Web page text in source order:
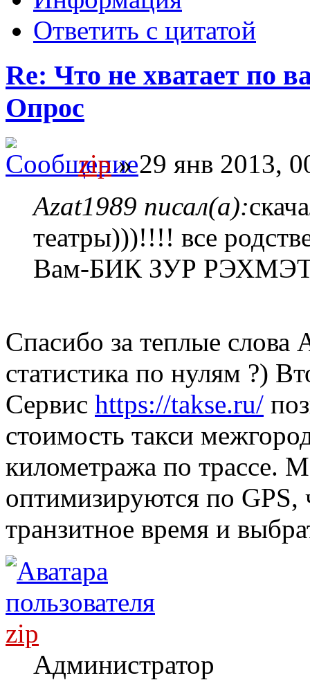
Ответить с цитатой
Re: Что не хватает по
Опрос
zip» 29 янв 2013,
Azat1989 писал(а):
театры)))!!!! все
Вам-БИК ЗУР
Спасибо за теплые
статистика по нулям ?)
Сервис https://takse.ru/
стоимость такси
километража по трассе.
оптимизируются по GPS,
транзитное время и
zip
Администратор